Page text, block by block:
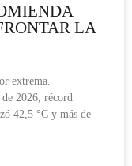
LA
extrema.
2026, récord
42,5 °C y más de